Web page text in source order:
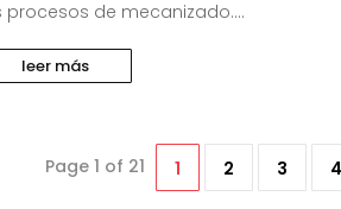
procesos de mecanizado....
leer más
Page 1 of 21 1 2 3 4